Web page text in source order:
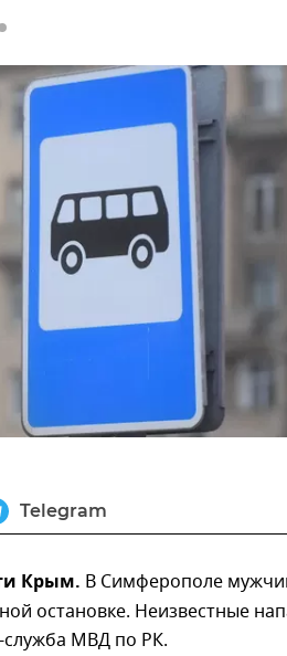
Telegram
Крым. В Симферополе
остановке. Неизвестные
служба МВД по РК.